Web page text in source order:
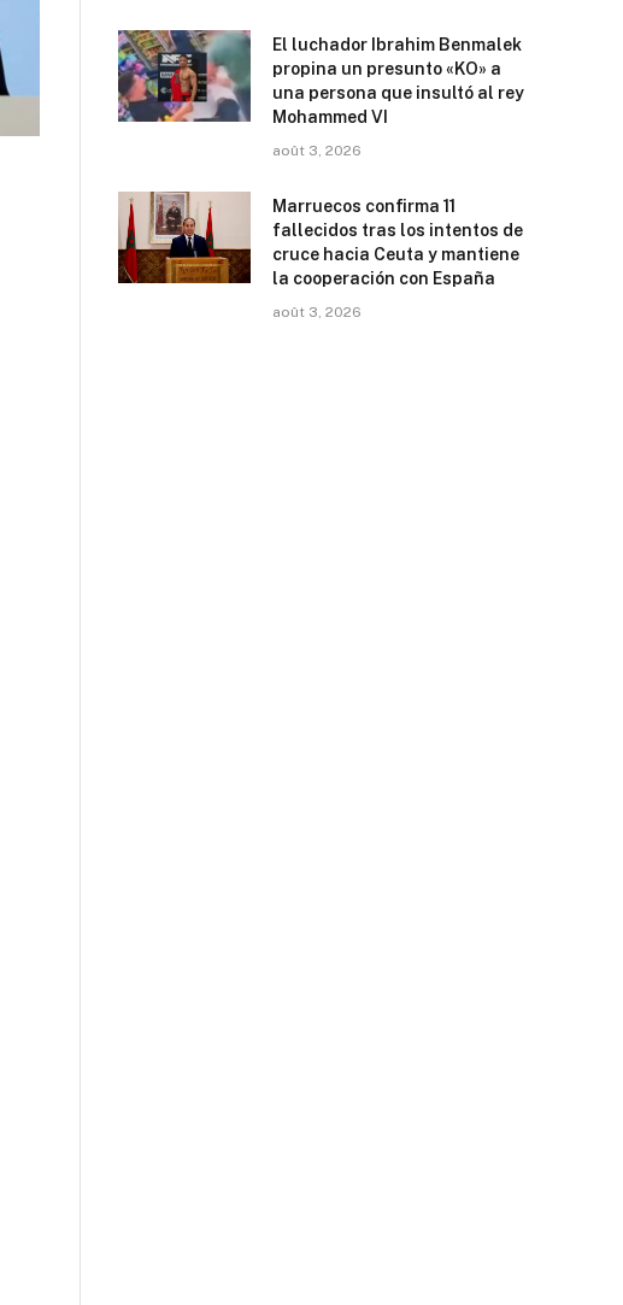
El luchador Ibrahim Benmalek
propina un presunto «KO» a
una persona que insultó al rey
Mohammed VI
août 3, 2026
Marruecos confirma 11
fallecidos tras los intentos de
cruce hacia Ceuta y mantiene
la cooperación con España
août 3, 2026